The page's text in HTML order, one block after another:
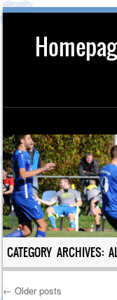
Skip to content
CATEGORY ARCHIVES:
← Older posts